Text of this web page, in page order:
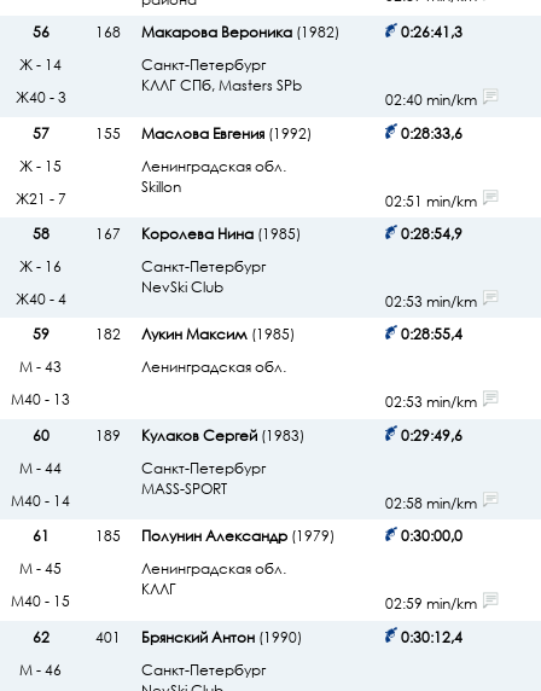
56
168 Макарова Вероника(1982)
Санкт-Петербург
КЛЛГ СПб, Masters SPb
0:26:41,3
Ж - 14
Ж40 - 3
02:40 min/km
57
155 Маслова Евгения(1992)
Ленинградская обл.
Skillon
0:28:33,6
Ж - 15
Ж21 - 7
02:51 min/km
58
167 Королева Нина(1985)
Санкт-Петербург
NevSki Club
0:28:54,9
Ж - 16
Ж40 - 4
02:53 min/km
59
182 Лукин Максим(1985)
Ленинградская обл.
0:28:55,4
М - 43
М40 - 13
02:53 min/km
60
189 Кулаков Сергей(1983)
Санкт-Петербург
MASS-SPORT
0:29:49,6
М - 44
М40 - 14
02:58 min/km
61
185 Полунин Александр(1979)
Ленинградская обл.
КЛЛГ
0:30:00,0
М - 45
М40 - 15
02:59 min/km
62
401 Брянский Антон(1990)
Санкт-Петербург
0:30:12,4
М - 46